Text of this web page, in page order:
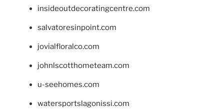
insideoutdecoratingcentre.com
salvatoresinpoint.com
jovialfloralco.com
johnlscotthometeam.com
u-seehomes.com
watersportslagonissi.com